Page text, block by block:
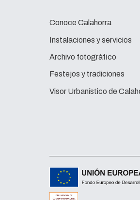
Conoce Calahorra
Instalaciones y servicios
Archivo fotográfico
Festejos y tradiciones
Visor Urbanístico de